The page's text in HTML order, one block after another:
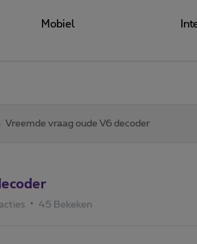
Mobiel
Vreemde vraag oude V6 decoder
45 Bekeken